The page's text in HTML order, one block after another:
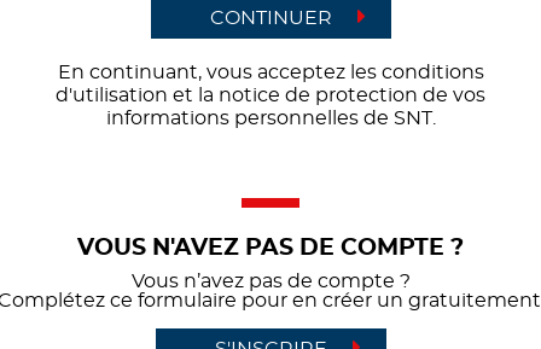
CONTINUER
En continuant, vous acceptez les conditions
d'utilisation et la notice de protection de vos
informations personnelles de SNT.
VOUS N'AVEZ PAS DE COMPTE ?
Vous n’avez pas de compte ?
ce formulaire pour en créer un